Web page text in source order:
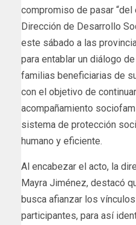
compromiso de pasar
Dirección de Desarrollo
este sábado a las
para entablar un diálogo
familias beneficiarias de
con el objetivo de
acompañamiento
sistema de protección
humano y eficiente.
Al encabezar el acto, la
Mayra Jiménez, destacó
busca afianzar los
participantes, para así